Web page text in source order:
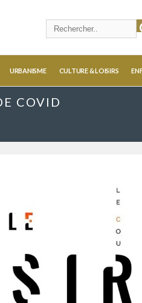
URBANISME CULTURE & LOISIRS
COVID